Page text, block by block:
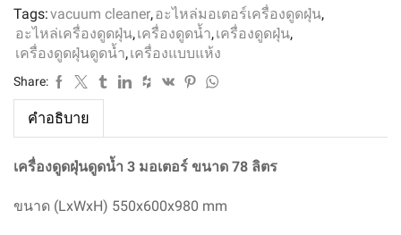
Tags:vacuum cleaner,อะไหล่มอเตอร์เครื่องดูดฝุ่น,
อะไหล่เครื่องดูดฝุ่น,เครื่องดูดน้ำ,เครื่องดูดฝุ่น,
เครื่องดูดฝุ่นดูดน้ำ,เครื่องแบบแห้ง
Share:
คำอธิบาย
เครื่องดูดฝุ่นดูดน้ำ 3 มอเตอร์ ขนาด 78 ลิตร
ขนาด (LxWxH) 550x600x980 mm